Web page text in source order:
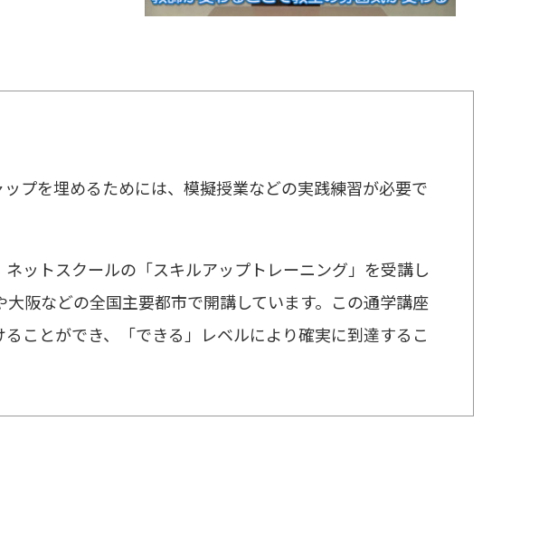
プを埋めるためには、模擬授業などの実践練習が必要で
ットスクールの「スキルアップトレーニング」を受講し
阪などの全国主要都市で開講しています。この通学講座
ことができ、「できる」レベルにより確実に到達するこ